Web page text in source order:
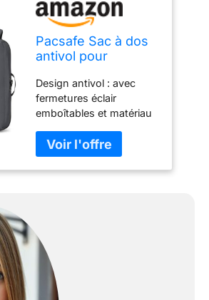
Pacsafe Sac à dos
antivol pour
taille unique
Design antivol : avec
fermetures éclair
emboîtables et matériau
acier léger) pour éviter le
vol et poche de blocage
RFID pour garder les
et verrouillé aux fixations
avec une sangle
d'ancrage amovible. Peut
être verrouillé aux
fixations : avec la sangle